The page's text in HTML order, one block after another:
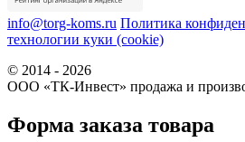
info@torg-koms.ru Политика
технологии куки (cookie)
© 2014 - 2026
ООО «ТК-Инвест» продажа и
Форма заказа товара